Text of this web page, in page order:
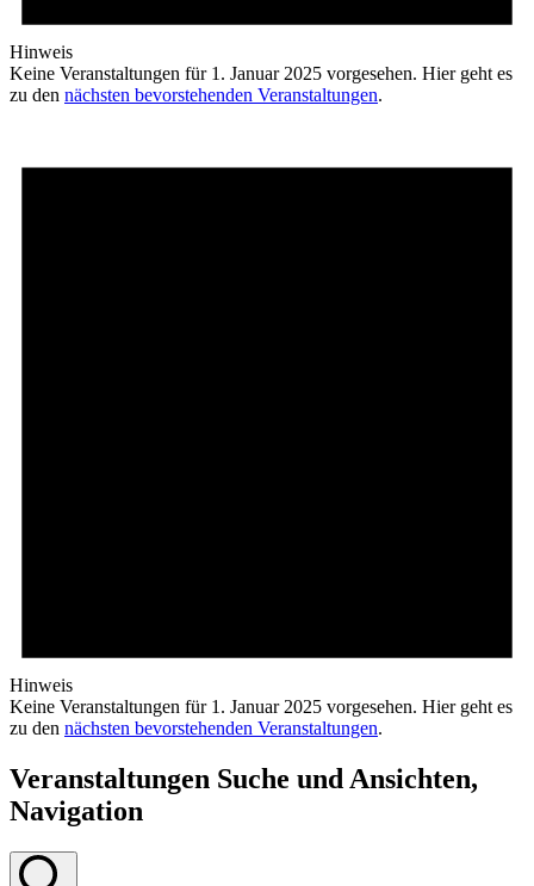
Hinweis
Keine Veranstaltungen für 1. Januar 2025 vorgesehen. Hier geht es
zu den nächsten bevorstehenden Veranstaltungen.
Hinweis
Keine Veranstaltungen für 1. Januar 2025 vorgesehen. Hier geht es
zu den nächsten bevorstehenden Veranstaltungen.
Veranstaltungen Suche und Ansichten,
Navigation